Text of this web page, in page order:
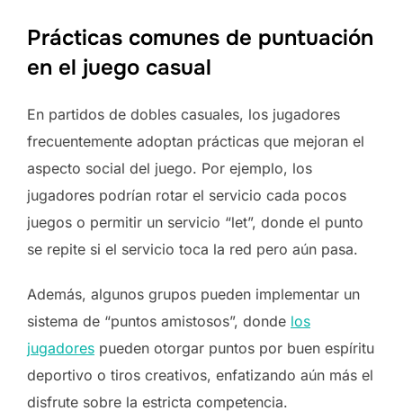
Prácticas comunes de puntuación
en el juego casual
En partidos de dobles casuales, los jugadores
frecuentemente adoptan prácticas que mejoran el
aspecto social del juego. Por ejemplo, los
jugadores podrían rotar el servicio cada pocos
juegos o permitir un servicio “let”, donde el punto
se repite si el servicio toca la red pero aún pasa.
Además, algunos grupos pueden implementar un
sistema de “puntos amistosos”, donde los
jugadores pueden otorgar puntos por buen espíritu
deportivo o tiros creativos, enfatizando aún más el
disfrute sobre la estricta competencia.